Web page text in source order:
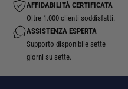
AFFIDABILITÀ CERTIFICATA
Oltre 1.000 clienti soddisfatti.
ASSISTENZA ESPERTA
Supporto disponibile sette
giorni su sette.